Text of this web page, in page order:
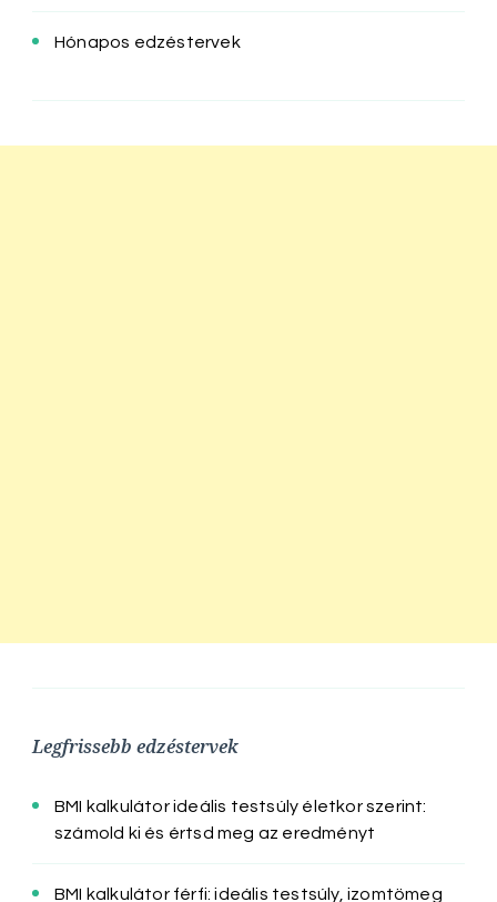
Hónapos edzéstervek
Legfrissebb edzéstervek
BMI kalkulátor ideális testsúly életkor szerint:
számold ki és értsd meg az eredményt
BMI kalkulátor férfi: ideális testsúly, izomtömeg